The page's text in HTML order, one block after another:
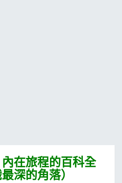
在旅程的百科全
深的角落）